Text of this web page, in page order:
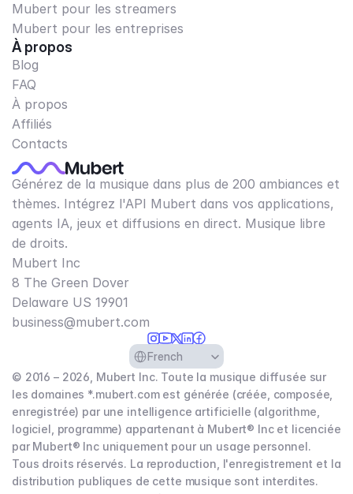
Mubert pour les streamers
Mubert pour les entreprises
À propos
Blog
FAQ
À propos
Affiliés
Contacts
Générez de la musique dans plus de 200 ambiances et
thèmes. Intégrez l'API Mubert dans vos applications,
agents IA, jeux et diffusions en direct. Musique libre
de droits.
Mubert Inc
8 The Green Dover
Delaware US 19901​
business@mubert.com
Select Language
French
© 2016 – 2026, Mubert Inc. Toute la musique diffusée sur
les domaines *.mubert.com est générée (créée, composée,
enregistrée) par une intelligence artificielle (algorithme,
logiciel, programme) appartenant à Mubert® Inc et licenciée
par Mubert® Inc uniquement pour un usage personnel.
Tous droits réservés. La reproduction, l'enregistrement et la
distribution publiques de cette musique sont interdites.